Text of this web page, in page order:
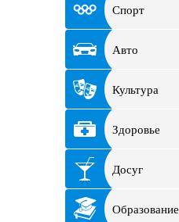
Спорт
Авто
Культура
Здоровье
Досуг
Образование